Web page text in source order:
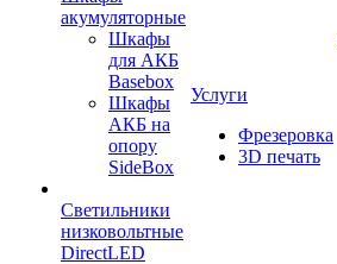
акумуляторные
Шкафы
для АКБ
Basebox
Шкафы
АКБ на
опору
SideBox
Светильники
низковольтные
DirectLED
Услуги
Фрезеровка
3D печать